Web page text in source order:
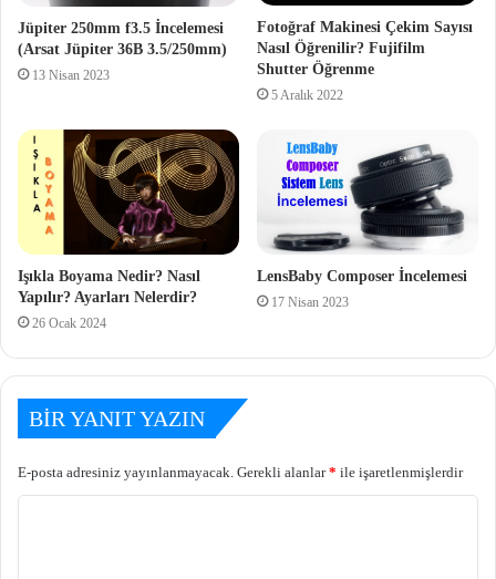
Jüpiter 250mm f3.5 İncelemesi
(Arsat Jüpiter 36B 3.5/250mm)
13 Nisan 2023
Fotoğraf Makinesi Çekim Sayısı
Nasıl Öğrenilir? Fujifilm
Shutter Öğrenme
5 Aralık 2022
Işıkla Boyama Nedir? Nasıl
Yapılır? Ayarları Nelerdir?
26 Ocak 2024
LensBaby Composer İncelemesi
17 Nisan 2023
BIR YANIT YAZIN
E-posta adresiniz yayınlanmayacak. Gerekli alanlar* ile işaretlenmişlerdir